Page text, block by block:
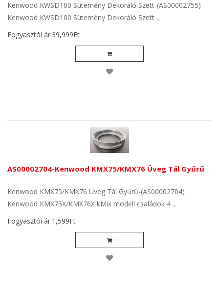
Kenwood KWSD100 Sütemény Dekoráló Szett-(AS00002755)
Kenwood KWSD100 Sütemény Dekoráló Szett ..
Fogyasztói ár:39,999Ft
AS00002704-Kenwood KMX75/KMX76 Üveg Tál Gyűrű
Kenwood KMX75/KMX76 Üveg Tál Gyűrű-(AS00002704)
Kenwood KMX75X/KMX76X kMix modell családok 4 ..
Fogyasztói ár:1,599Ft